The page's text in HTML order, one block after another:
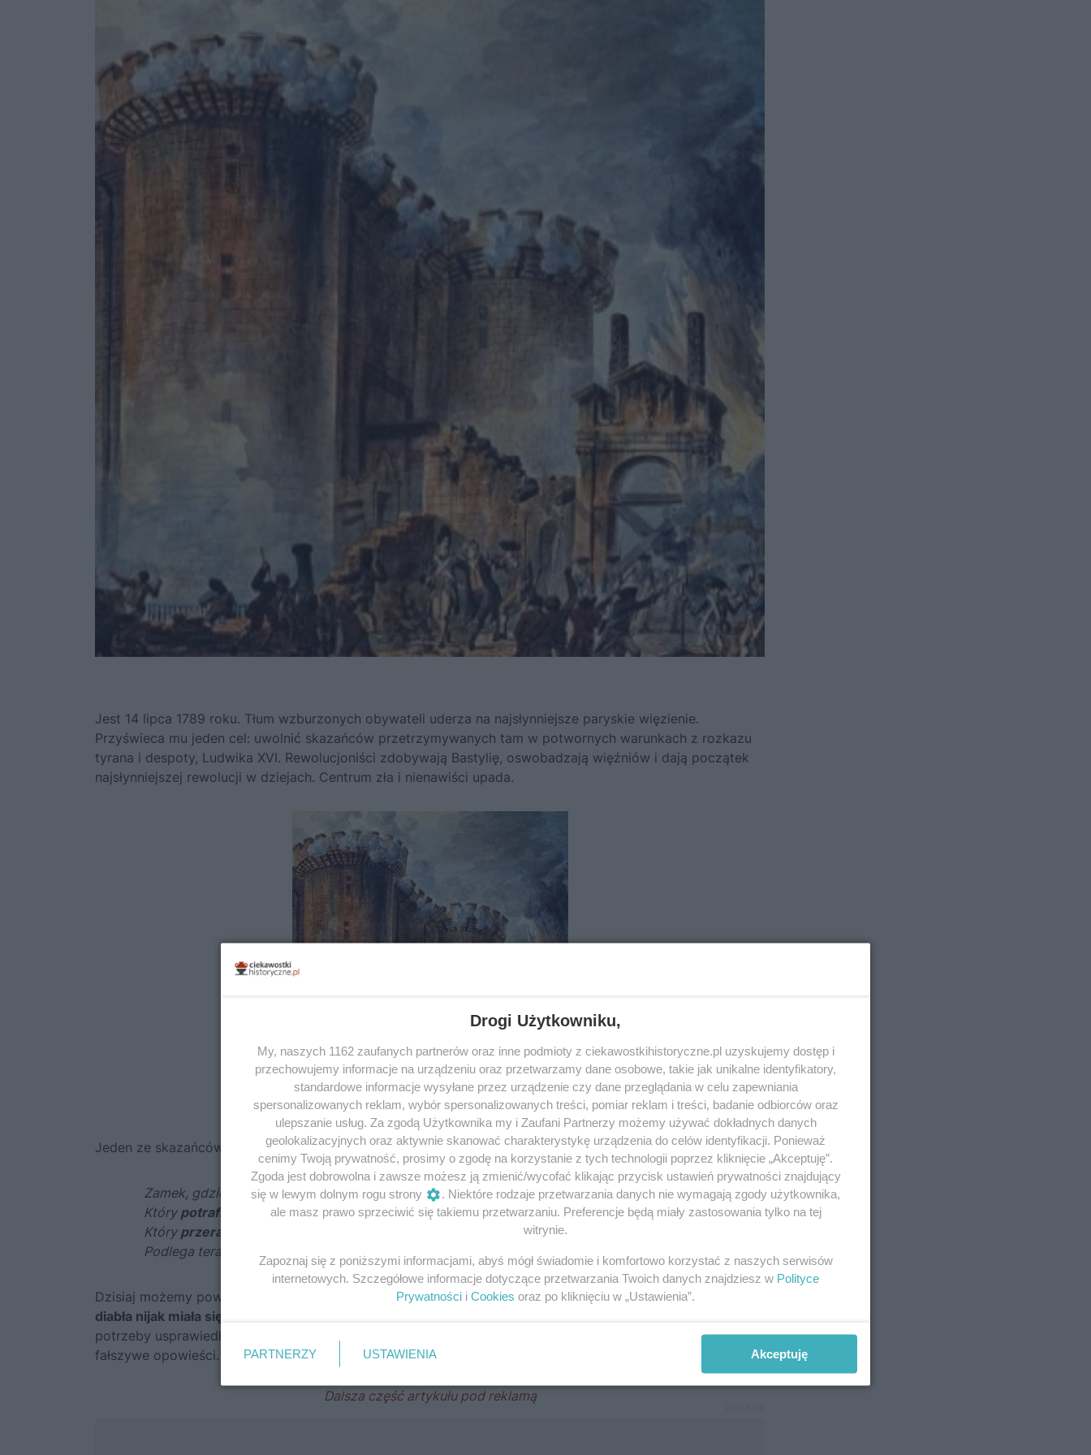
Jest 14 lipca 1789 roku. Tłum wzburzonych obywateli uderza na najsłynniejsze paryskie więzienie.
Przyświeca mu jeden cel: uwolnić skazańców przetrzymywanych tam w potwornych warunkach z rozkazu
tyrana i despoty, Ludwika XVI. Rewolucjoniści zdobywają Bastylię, oswobadzają więźniów i dają początek
najsłynniejszej rewolucji w dziejach. Centrum zła i nienawiści upada.
Jeden ze skazańców przetrzymywanych w Bastylii, René de Reneville, tak opisze miejsce swojej odsiadki:
Zamek, gdzie wyje okrucieństwo, cierpienie i prześladowanie,
Którypotrafiłby wywołać zdumienie na samym dnie piekieł,
Któryprzeraziłby diabła, gdyby tu zamieszkał,
Podlega teraz dzikiemu Bernaville.
Dzisiaj możemy powiedzieć już z całą pewnością: zmyślał i koloryzował.Wizja Bastylii jako istnej siedziby
diabła nijak miała się do rzeczywistości
potrzeby usprawiedliwienia krwawych zamieszek. Za całą podstawę miał sfabrykowane wspomnienia i
fałszywe opowieści.
Drogi Użytkowniku,
My, naszych 1162 zaufanych partnerów oraz inne podmioty z ciekawostkihistoryczne.pl uzyskujemy dostęp i
przechowujemy informacje na urządzeniu oraz przetwarzamy dane osobowe, takie jak unikalne identyfikatory,
standardowe informacje wysyłane przez urządzenie czy dane przeglądania w celu zapewniania
spersonalizowanych reklam, wybór spersonalizowanych treści, pomiar reklam i treści, badanie odbiorców oraz
ulepszanie usług. Za zgodą Użytkownika my i Zaufani Partnerzy możemy używać dokładnych danych
geolokalizacyjnych oraz aktywnie skanować charakterystykę urządzenia do celów identyfikacji. Ponieważ
cenimy Twoją prywatność, prosimy o zgodę na korzystanie z tych technologii poprzez kliknięcie „Akceptuję”.
Zgoda jest dobrowolna i zawsze możesz ją zmienić/wycofać klikając przycisk ustawień prywatności znajdujący
się w lewym dolnym rogu strony
. Niektóre rodzaje przetwarzania danych nie wymagają zgody użytkownika,
ale masz prawo sprzeciwić się takiemu przetwarzaniu. Preferencje będą miały zastosowania tylko na tej
witrynie.
Zapoznaj się z poniższymi informacjami, abyś mógł świadomie i komfortowo korzystać z naszych serwisów
internetowych. Szczegółowe informacje dotyczące przetwarzania Twoich danych znajdziesz w Polityce
Prywatności i Cookies oraz po kliknięciu w „Ustawienia”.
PARTNERZY USTAWIENIA Akceptuję